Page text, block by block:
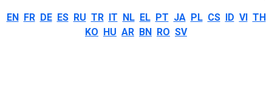
EN FR DE ES RU TR IT NL EL PT JA PL CS ID VI TH
KO HU AR BN RO SV